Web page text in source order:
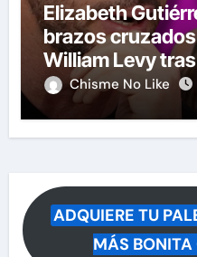
Elizabeth
brazos
William Levy
de demandas
Chisme No Like
ADQUIERE TU
MÁS